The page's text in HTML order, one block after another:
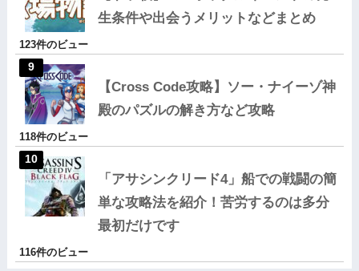
生条件や出会うメリットなどまとめ
123件のビュー
【Cross Code攻略】ソー・ナイーゾ神
殿のパズルの解き方など攻略
118件のビュー
「アサシンクリード4」船での戦闘の簡
単な攻略法を紹介！苦労するのは多分
最初だけです
116件のビュー